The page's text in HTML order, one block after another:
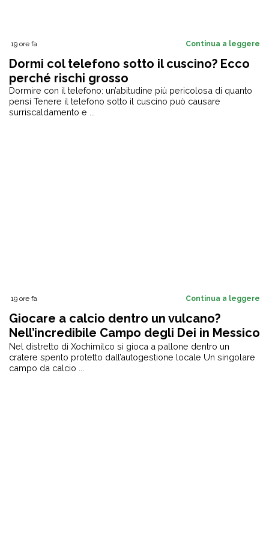
19 ore fa Continua a leggere
Dormi col telefono sotto il cuscino? Ecco
perché rischi grosso
Dormire con il telefono: un’abitudine più pericolosa di quanto
pensi Tenere il telefono sotto il cuscino può causare
surriscaldamento e ...
19 ore fa Continua a leggere
Giocare a calcio dentro un vulcano?
Nell’incredibile Campo degli Dei in Messico
puoi farlo [+VIDEO]
Nel distretto di Xochimilco si gioca a pallone dentro un
cratere spento protetto dall’autogestione locale Un singolare
campo da calcio ...